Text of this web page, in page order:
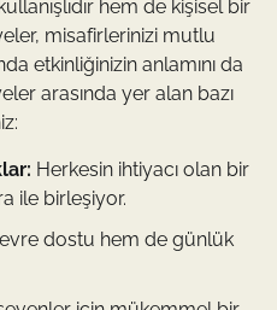
hem de kişisel bir
misafirlerinizi mutlu
etkinliğinizin anlamını da
arasında yer alan bazı
Herkesin ihtiyacı olan bir
ile birleşiyor.
dostu hem de günlük